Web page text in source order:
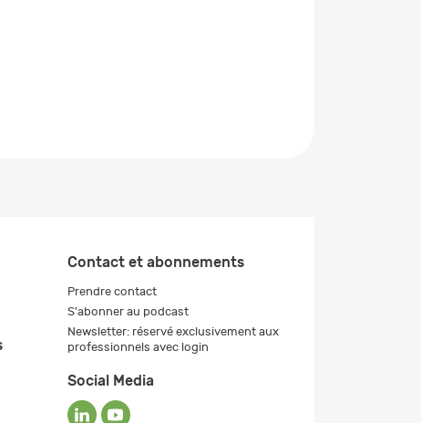
Contact et abonnements
Prendre contact
S'abonner au podcast
Newsletter: réservé exclusivement aux
professionnels avec login
Social Media